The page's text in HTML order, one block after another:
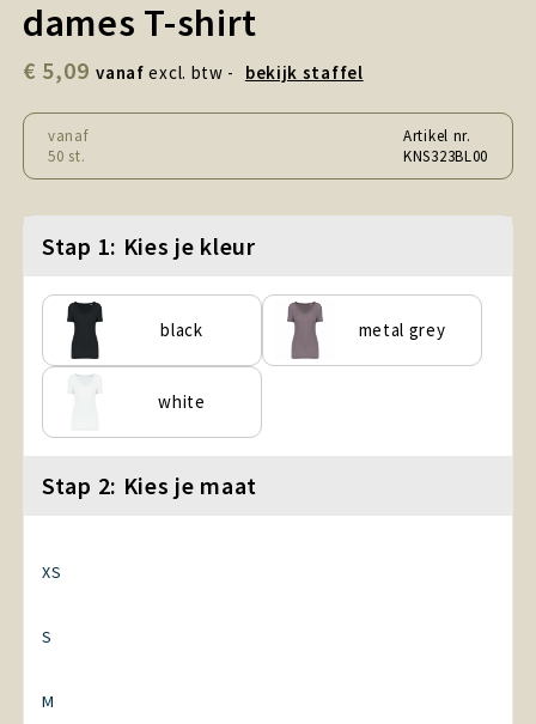
Snoepgoed en Koek
Sport, Spel en Speelgoed
Strand en Zomer
Tassen
Textiel, Kleding en Caps
Wijngeschenken
dames T-shirt
€ 5,09 vanaf excl. btw - bekijk staffel
vanaf
50 st.
Artikel nr.
KNS323BL00
Stap 1: Kies je kleur
black metal grey
white
Stap 2: Kies je maat
XS
S
M